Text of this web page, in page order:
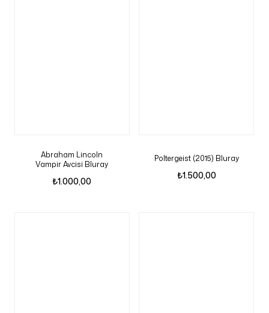
Abraham Lincoln
Vampir Avcisi Bluray
₺1.000,00
Poltergeist (2015) Bluray
₺1.500,00